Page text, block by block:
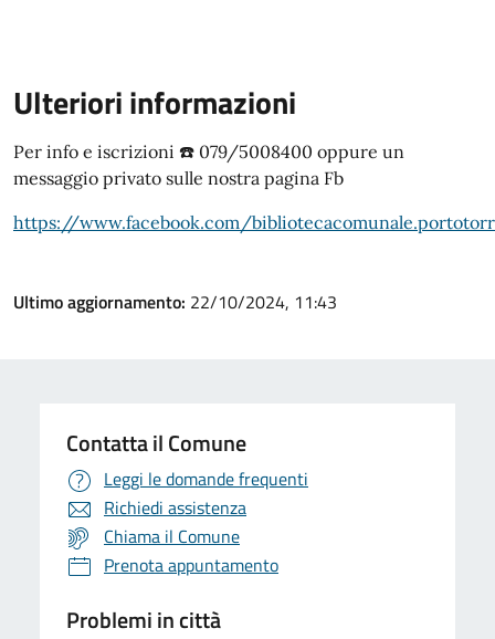
Ulteriori informazioni
Per info e iscrizioni ☎️ 079/5008400 oppure un
messaggio privato sulle nostra pagina Fb
https://www.facebook.com/
Ultimo aggiornamento: 22/10/2024, 11:43
Contatta il Comune
Leggi le domande frequenti
Richiedi assistenza
Chiama il Comune
Prenota appuntamento
Problemi in città